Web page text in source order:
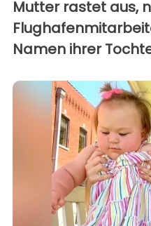
Mutter rastet aus,
Namen ihrer